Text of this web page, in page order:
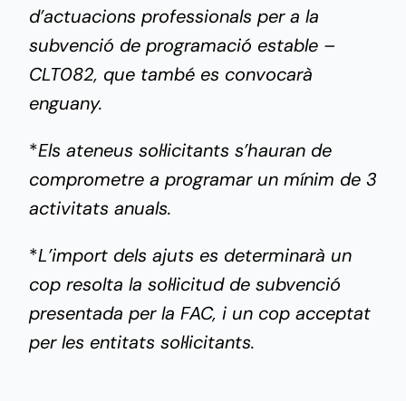
d’actuacions professionals per a la
subvenció de programació estable –
CLT082, que també es convocarà
enguany.
*Els ateneus sol·licitants s’hauran de
comprometre a programar un mínim de 3
activitats anuals.
*L’import dels ajuts es determinarà un
cop resolta la sol·licitud de subvenció
presentada per la FAC, i un cop acceptat
per les entitats sol·licitants.